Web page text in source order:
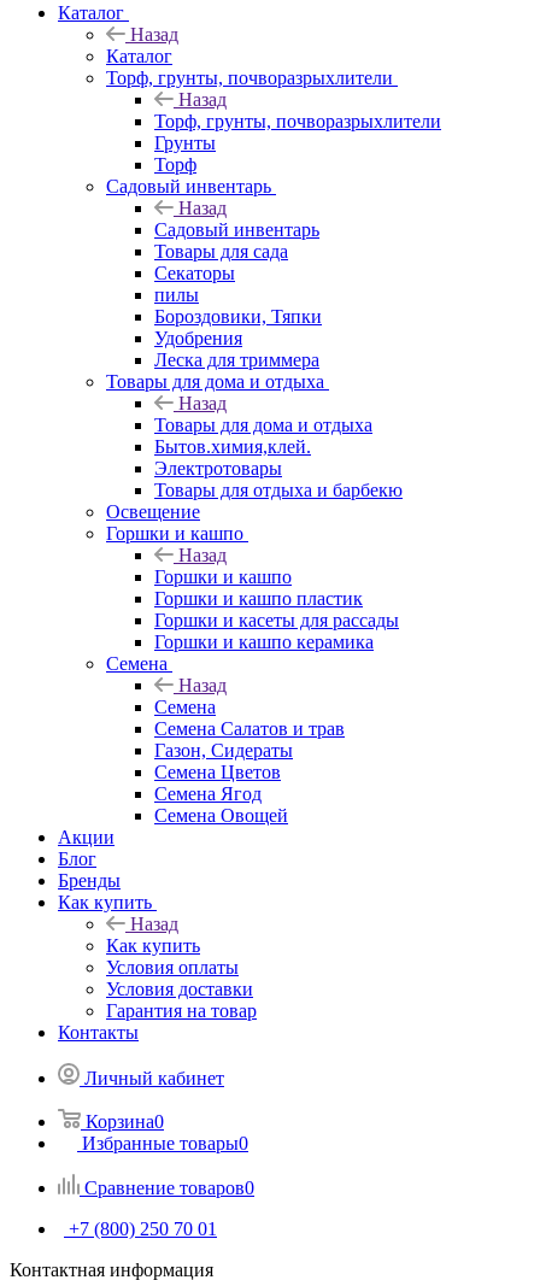
Каталог
Назад
Каталог
Торф, грунты, почворазрыхлители
Назад
Торф, грунты, почворазрыхлители
Грунты
Торф
Садовый инвентарь
Назад
Садовый инвентарь
Товары для сада
Секаторы
пилы
Бороздовики, Тяпки
Удобрения
Леска для триммера
Товары для дома и отдыха
Назад
Товары для дома и отдыха
Бытов.химия,клей.
Электротовары
Товары для отдыха и барбекю
Освещение
Горшки и кашпо
Назад
Горшки и кашпо
Горшки и кашпо пластик
Горшки и касеты для рассады
Горшки и кашпо керамика
Семена
Назад
Семена
Семена Салатов и трав
Газон, Сидераты
Семена Цветов
Семена Ягод
Семена Овощей
Акции
Блог
Бренды
Как купить
Назад
Как купить
Условия оплаты
Условия доставки
Гарантия на товар
Контакты
Личный кабинет
Корзина0
Избранные товары0
Сравнение товаров0
+7 (800) 250 70 01
Контактная информация